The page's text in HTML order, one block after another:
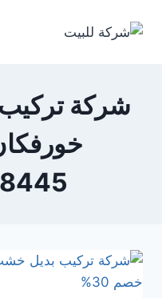
شركة